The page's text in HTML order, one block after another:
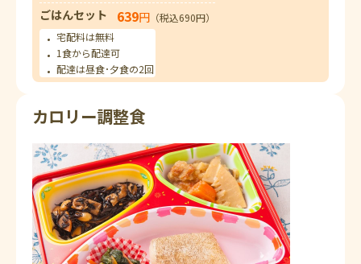
ごはんセット 639円 （税込690円）
宅配料は無料
1食から配達可
配達は昼食･夕食の2回
カロリー調整食